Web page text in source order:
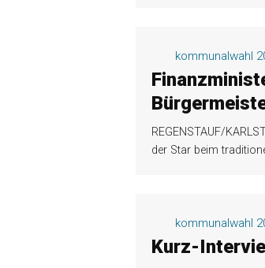
kommunalwahl
REGENSTAUF/
der Star beim
kommunalwahl
Kurz-